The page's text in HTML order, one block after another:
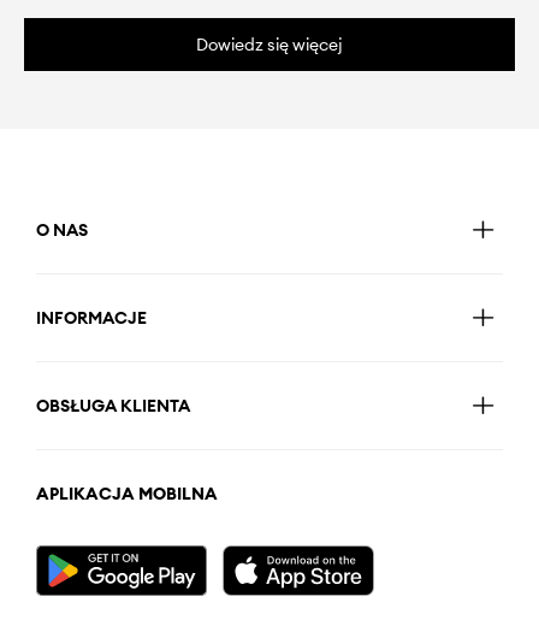
Dowiedz się więcej
O NAS
INFORMACJE
OBSŁUGA KLIENTA
APLIKACJA MOBILNA